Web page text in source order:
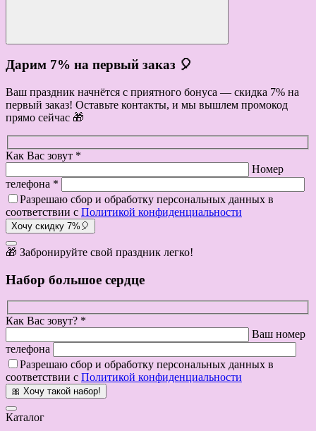
Дарим 7% на первый заказ 🎈
Ваш праздник начнётся с приятного бонуса — скидка 7% на
первый заказ! Оставьте контакты, и мы вышлем промокод
прямо сейчас 🎁
Как Вас зовут *
Номер
телефона *
Разрешаю сбор и обработку персональных данных в
соответствии с Политикой конфиденциальности
Хочу скидку 7%🎈
🎁 Забронируйте свой праздник легко!
Набор большое сердце
Как Вас зовут? *
Ваш номер
телефона
Разрешаю сбор и обработку персональных данных в
соответствии с Политикой конфиденциальности
🎀 Хочу такой набор!
Каталог